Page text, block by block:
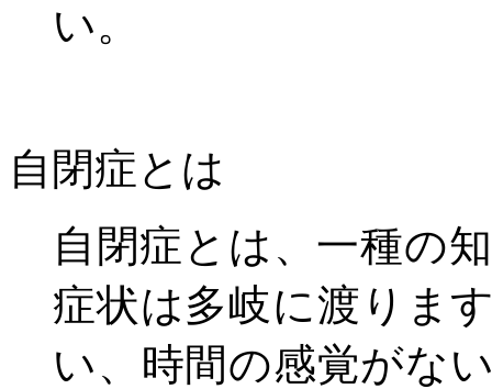
い。
自閉症とは
自閉症とは、一種の
症状は多岐に渡りま
い、時間の感覚がな